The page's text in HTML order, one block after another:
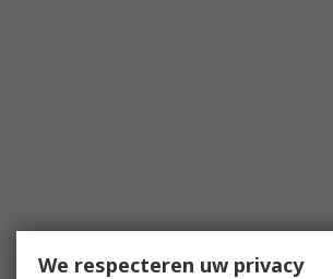
We respecteren uw privacy